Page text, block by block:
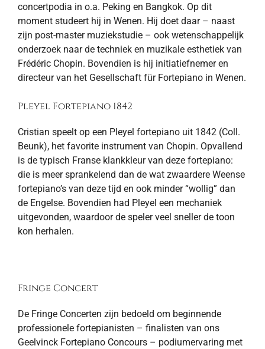
concertpodia in o.a. Peking en Bangkok. Op dit
moment studeert hij in Wenen. Hij doet daar – naast
zijn post-master muziekstudie – ook wetenschappelijk
onderzoek naar de techniek en muzikale esthetiek van
Frédéric Chopin. Bovendien is hij initiatiefnemer en
directeur van het Gesellschaft für Fortepiano in Wenen.
Pleyel Fortepiano 1842
Cristian speelt op een Pleyel fortepiano uit 1842 (Coll.
Beunk), het favorite instrument van Chopin. Opvallend
is de typisch Franse klankkleur van deze fortepiano:
die is meer sprankelend dan de wat zwaardere Weense
fortepiano’s van deze tijd en ook minder “wollig” dan
de Engelse. Bovendien had Pleyel een mechaniek
uitgevonden, waardoor de speler veel sneller de toon
kon herhalen.
Fringe Concert
De Fringe Concerten zijn bedoeld om beginnende
professionele fortepianisten – finalisten van ons
Geelvinck Fortepiano Concours – podiumervaring met